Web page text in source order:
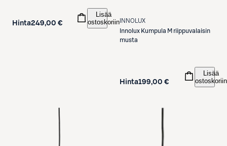
Hinta249,00 €
Lisää
ostoskoriin INNOLUX
Innolux Kumpula M riippuvalaisin
musta
Hinta199,00 €
Lisää
ostoskoriin